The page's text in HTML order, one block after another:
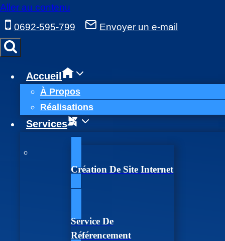
Aller au contenu
0692-595-799
Envoyer un e-mail
Accueil
À Propos
Réalisations
Services
Création De Site Internet
Service De
Référencement